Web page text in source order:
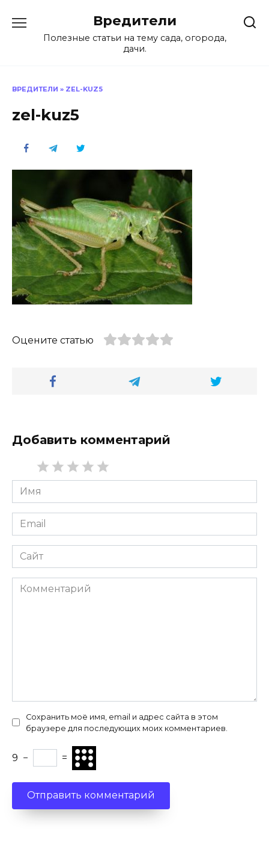
содержанию
Вредители
Полезные статьи на тему сада, огорода,
дачи.
ВРЕДИТЕЛИ » ZEL-KUZ5
zel-kuz5
Оцените статью
Добавить комментарий
Имя
*
Email
*
Сайт
Комментарий
Сохранить моё имя, email и адрес сайта в этом
браузере для последующих моих комментариев.
9 − =